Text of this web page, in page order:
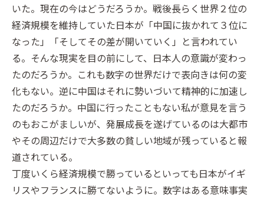
いた。現在の今はどうだろうか。戦後長らく世界２位の
経済規模を維持していた日本が「中国に抜かれて３位に
なった」「そしてその差が開いていく」と言われてい
る。そんな現実を目の前にして、日本人の意識が変わっ
たのだろうか。これも数字の世界だけで表向きは何の変
化もない。逆に中国はそれに勢いづいて精神的に加速し
たのだろうか。中国に行ったこともない私が意見を言う
のもおこがましいが、発展成長を遂げているのは大都市
やその周辺だけで大多数の貧しい地域が残っていると報
道されている。
丁度いくら経済規模で勝っているといっても日本がイギ
リスやフランスに勝てないように。数字はある意味事実